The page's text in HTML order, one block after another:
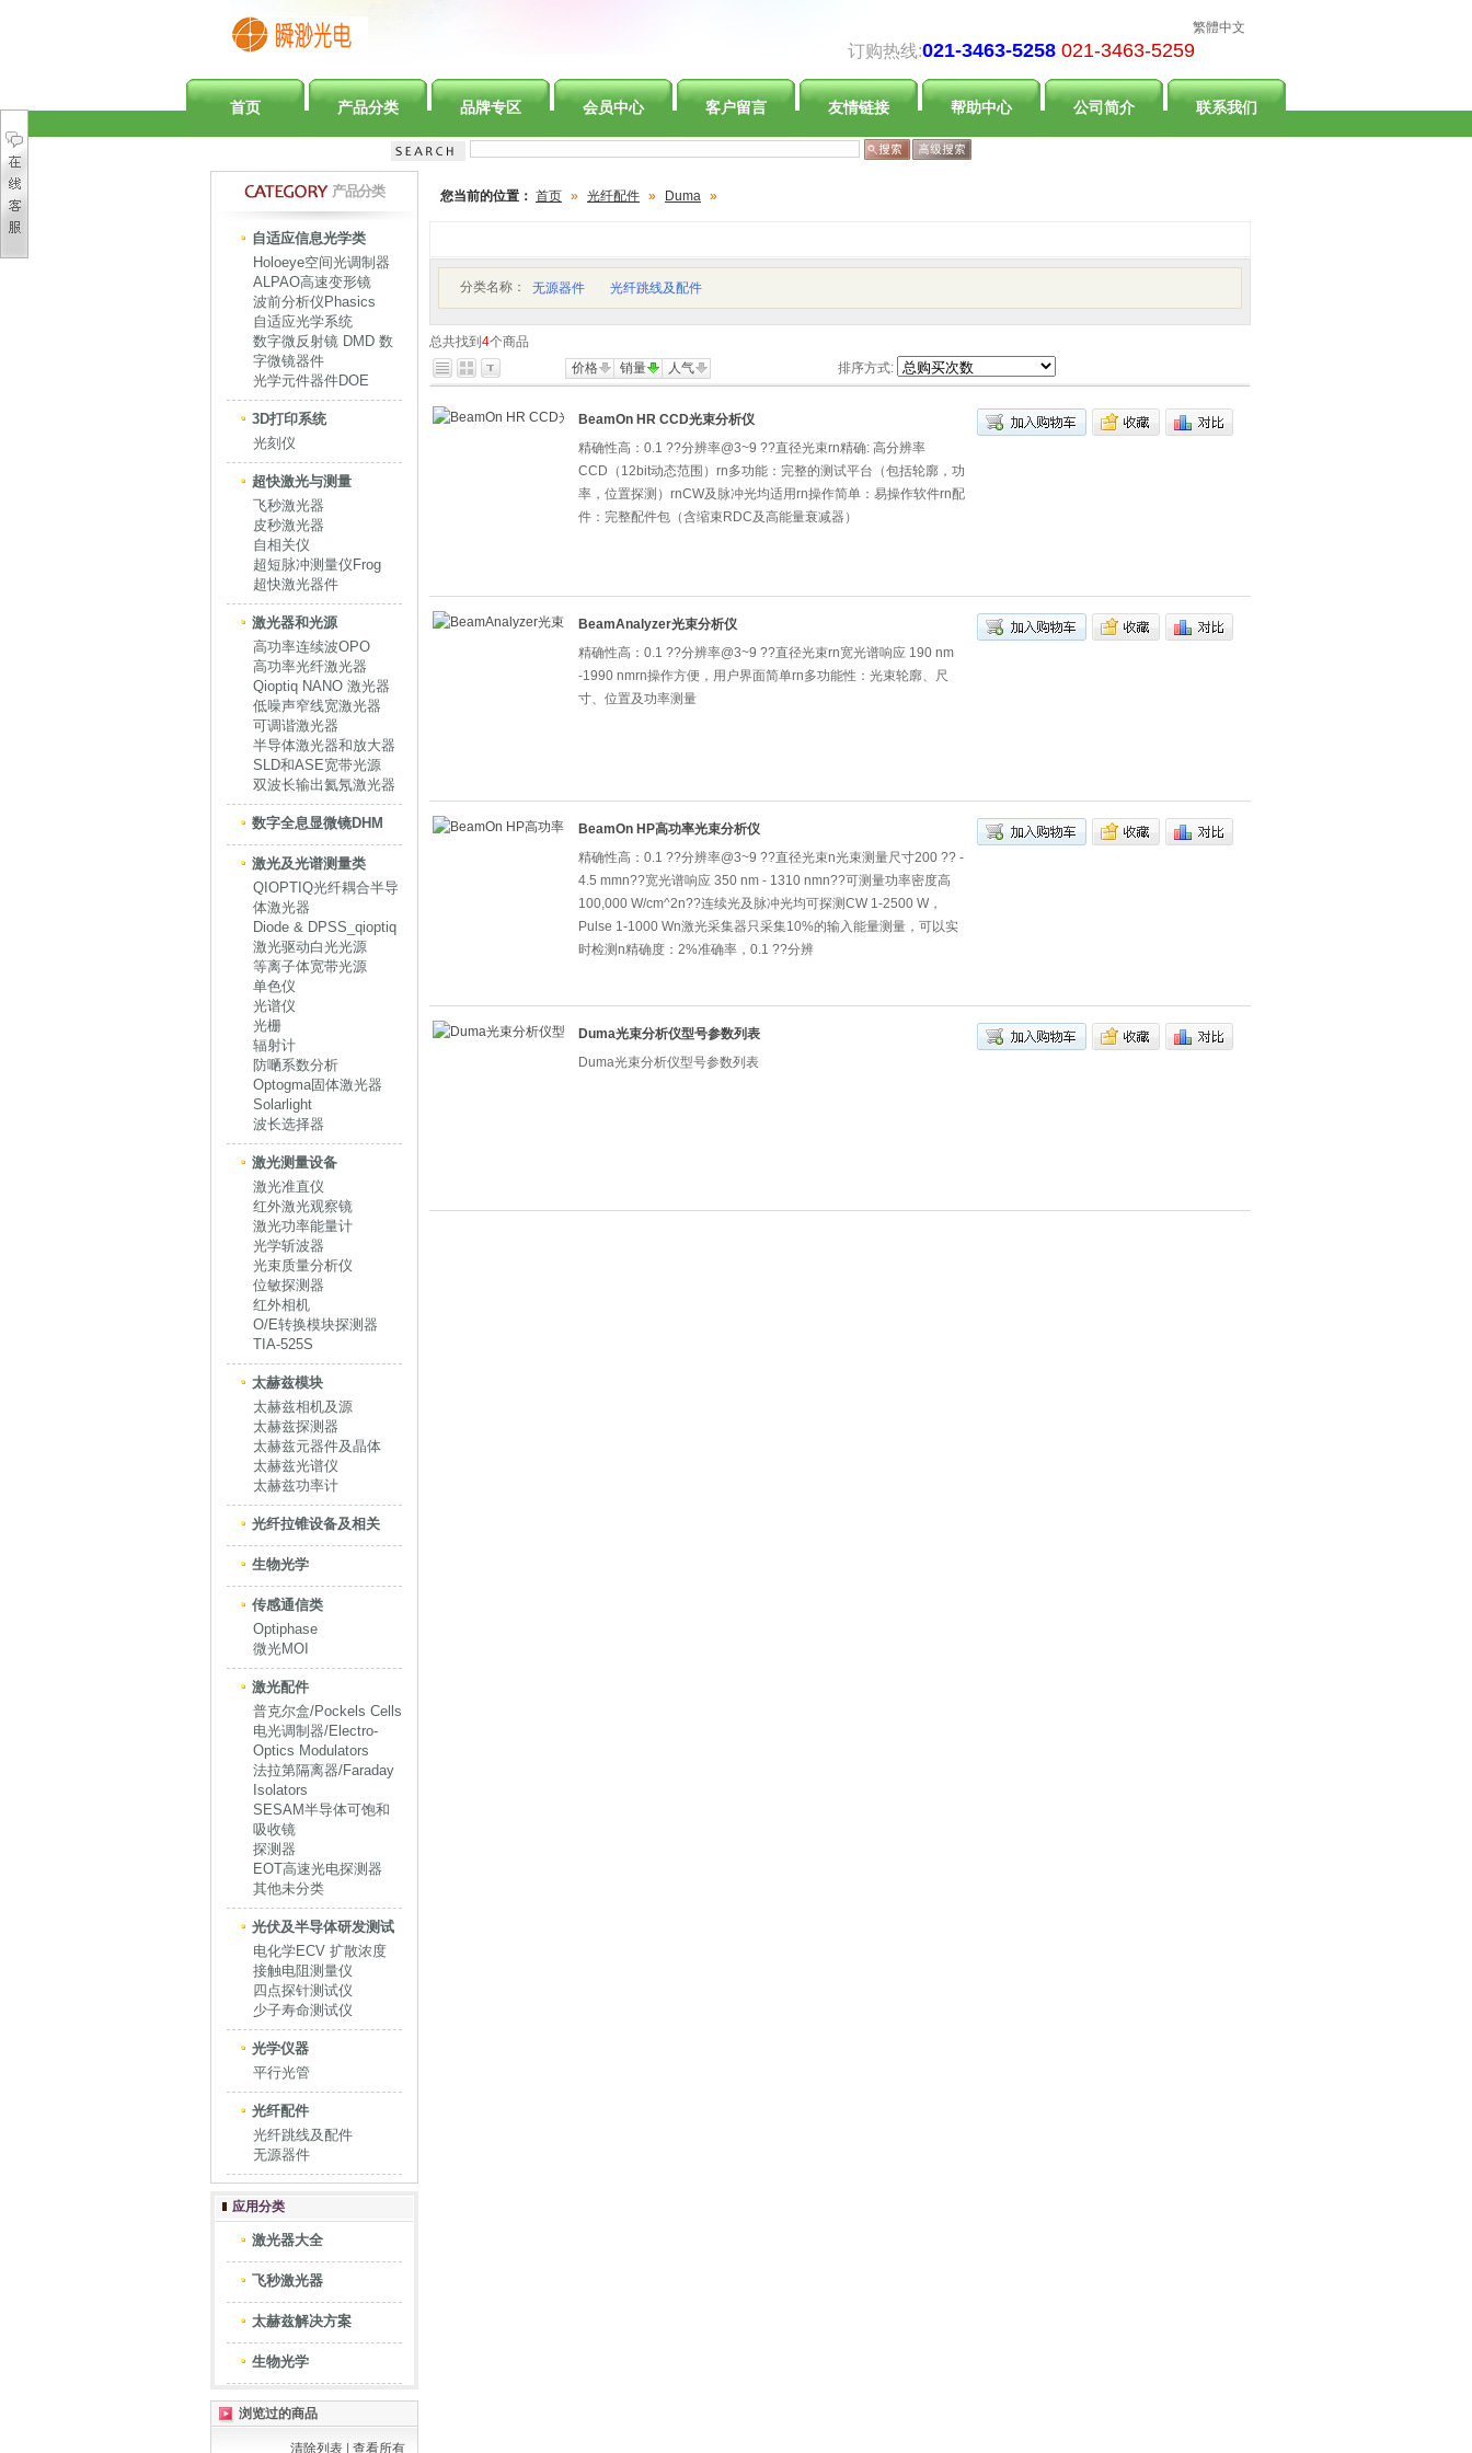
繁體中文
订购热线:021-3463-5258 021-3463-5259
首页 产品分类 品牌专区 会员中心 客户留言 友情链接 帮助中心 公司简介 联系我们
产品分类
自适应信息光学类
Holoeye空间光调制器
ALPAO高速变形镜
波前分析仪Phasics
自适应光学系统
数字微反射镜 DMD 数
字微镜器件
光学元件器件DOE
3D打印系统
光刻仪
超快激光与测量
飞秒激光器
皮秒激光器
自相关仪
超短脉冲测量仪Frog
超快激光器件
激光器和光源
高功率连续波OPO
高功率光纤激光器
Qioptiq NANO 激光器
低噪声窄线宽激光器
可调谐激光器
半导体激光器和放大器
SLD和ASE宽带光源
双波长输出氦氖激光器
数字全息显微镜DHM
激光及光谱测量类
QIOPTIQ光纤耦合半导
体激光器
Diode & DPSS_qioptiq
激光驱动白光光源
等离子体宽带光源
单色仪
光谱仪
光栅
辐射计
防嗮系数分析
Optogma固体激光器
Solarlight
波长选择器
激光测量设备
激光准直仪
红外激光观察镜
激光功率能量计
光学斩波器
光束质量分析仪
位敏探测器
红外相机
O/E转换模块探测器
TIA-525S
太赫兹模块
太赫兹相机及源
太赫兹探测器
太赫兹元器件及晶体
太赫兹光谱仪
太赫兹功率计
光纤拉锥设备及相关
生物光学
传感通信类
Optiphase
微光MOI
激光配件
普克尔盒/Pockels Cells
电光调制器/Electro-
Optics Modulators
法拉第隔离器/Faraday
Isolators
SESAM半导体可饱和
吸收镜
探测器
EOT高速光电探测器
其他未分类
光伏及半导体研发测试
电化学ECV 扩散浓度
接触电阻测量仪
四点探针测试仪
少子寿命测试仪
光学仪器
平行光管
光纤配件
光纤跳线及配件
无源器件
应用分类
激光器大全
飞秒激光器
太赫兹解决方案
生物光学
浏览过的商品
清除列表 查看所有
您当前的位置： 首页 » 光纤配件 » Duma »
分类名称： 无源器件 光纤跳线及配件
总共找到 4个商品
价格
销量 人气 排序方式:
BeamOn HR CCD光束分析仪
精确性高：0.1 ??分辨率@3~9 ??直径光束rn精确: 高分辨率
CCD（12bit动态范围）rn多功能：完整的测试平台（包括轮廓，功
率，位置探测）rnCW及脉冲光均适用rn操作简单：易操作软件rn配
件：完整配件包（含缩束RDC及高能量衰减器）
BeamAnalyzer光束分析仪
精确性高：0.1 ??分辨率@3~9 ??直径光束rn宽光谱响应 190 nm
-1990 nmrn操作方便，用户界面简单rn多功能性：光束轮廓、尺
寸、位置及功率测量
BeamOn HP高功率光束分析仪
精确性高：0.1 ??分辨率@3~9 ??直径光束n光束测量尺寸200 ?? -
4.5 mmn??宽光谱响应 350 nm - 1310 nmn??可测量功率密度高
100,000 W/cm^2n??连续光及脉冲光均可探测CW 1-2500 W，
Pulse 1-1000 Wn激光采集器只采集10%的输入能量测量，可以实
时检测n精确度：2%准确率，0.1 ??分辨
Duma光束分析仪型号参数列表
Duma光束分析仪型号参数列表